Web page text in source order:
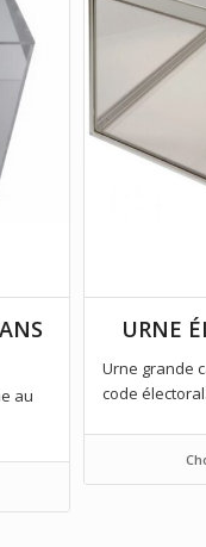
au
URNE
Urne grande
code électoral.